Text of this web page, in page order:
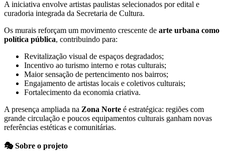
A iniciativa envolve artistas paulistas selecionados por edital e
curadoria integrada da Secretaria de Cultura.
Os murais reforçam um movimento crescente de arte urbana como
política pública, contribuindo para:
Revitalização visual de espaços degradados;
Incentivo ao turismo interno e rotas culturais;
Maior sensação de pertencimento nos bairros;
Engajamento de artistas locais e coletivos culturais;
Fortalecimento da economia criativa.
A presença ampliada na Zona Norte é estratégica: regiões com
grande circulação e poucos equipamentos culturais ganham novas
referências estéticas e comunitárias.
🎭 Sobre o projeto